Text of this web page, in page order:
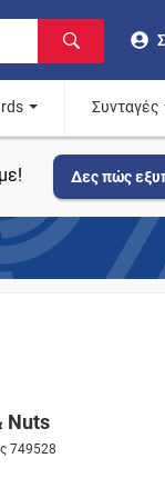
Συνταγές
Δες πώς
Nuts
749528